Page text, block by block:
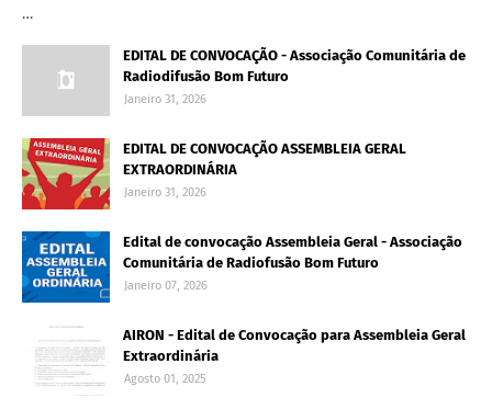
…
EDITAL DE CONVOCAÇÃO - Associação Comunitária de
Radiodifusão Bom Futuro
Janeiro 31, 2026
EDITAL DE CONVOCAÇÃO ASSEMBLEIA GERAL
EXTRAORDINÁRIA
Janeiro 31, 2026
Edital de convocação Assembleia Geral - Associação
Comunitária de Radiofusão Bom Futuro
Janeiro 07, 2026
AIRON - Edital de Convocação para Assembleia Geral
Extraordinária
Agosto 01, 2025